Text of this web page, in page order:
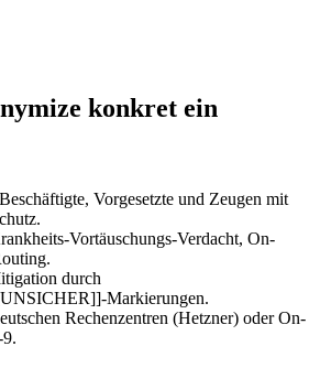
konkret ein
Vorgesetzte und Zeugen mit
Vortäuschungs-Verdacht, On-
durch
Markierungen.
Rechenzentren (Hetzner) oder On-